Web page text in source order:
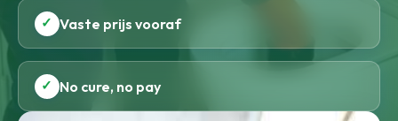
✓ Vaste prijs vooraf
✓ No cure, no pay